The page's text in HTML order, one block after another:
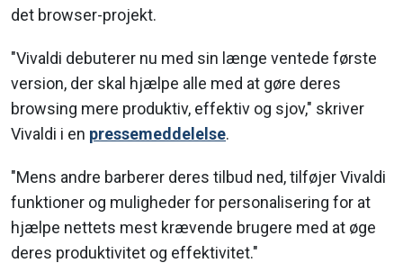
det browser-projekt.
"Vivaldi debuterer nu med sin længe ventede første
version, der skal hjælpe alle med at gøre deres
browsing mere produktiv, effektiv og sjov," skriver
Vivaldi i en pressemeddelelse.
"Mens andre barberer deres tilbud ned, tilføjer Vivaldi
funktioner og muligheder for personalisering for at
hjælpe nettets mest krævende brugere med at øge
deres produktivitet og effektivitet."